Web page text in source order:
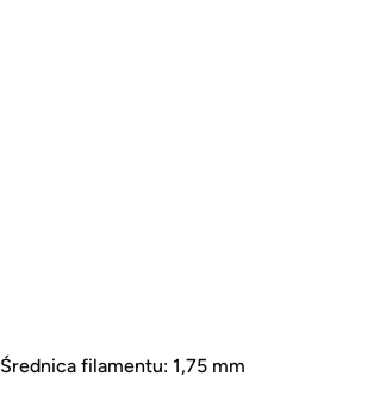
Średnica filamentu: 1,75 mm